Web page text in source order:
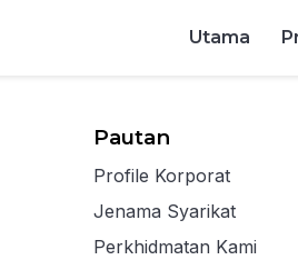
Utama
Pautan
Profile Korporat
Jenama Syarikat
Perkhidmatan Kami